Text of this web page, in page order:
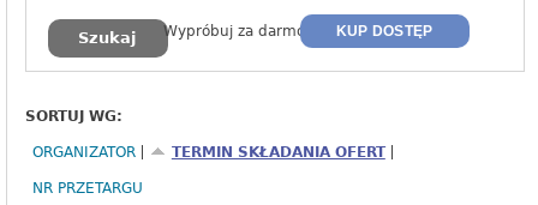
Wypróbuj za darmo KUP DOSTĘP
SORTUJ WG:
ORGANIZATOR TERMIN SKŁADANIA OFERT
NR PRZETARGU